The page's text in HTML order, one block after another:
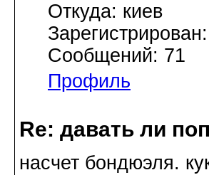
Откуда: киев
Сообщений: 71
Профиль
Re: давать ли
насчет бондюэля.